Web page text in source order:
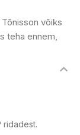
võiks
teha ennem,
ridadest.